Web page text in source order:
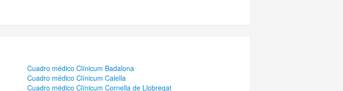
Cuadro médico Clínicum Badalona
Cuadro médico Clínicum Calella
Cuadro médico Clínicum Cornella de Llobregat